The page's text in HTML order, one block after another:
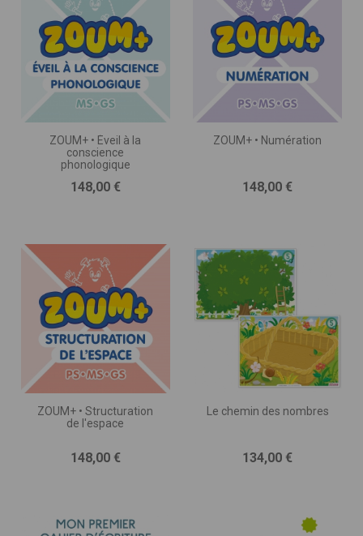
ZOUM+ • Éveil à la
conscience
phonologique
Prix
148,00 €
ZOUM+ • Numération
Prix
148,00 €
ZOUM+ • Structuration
de l'espace
Prix
148,00 €
Le chemin des nombres
Prix
134,00 €